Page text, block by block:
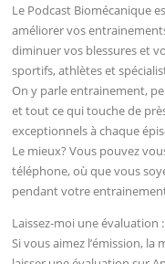
Le Podcast Biomécanique
améliorer vos
diminuer vos blessures et
sportifs, athlètes et
On y parle entrainement,
et tout ce qui touche de
exceptionnels à chaque
Le mieux? Vous pouvez
téléphone, où que vous
pendant votre
Laissez-moi une évaluation :
Si vous aimez l’émission,